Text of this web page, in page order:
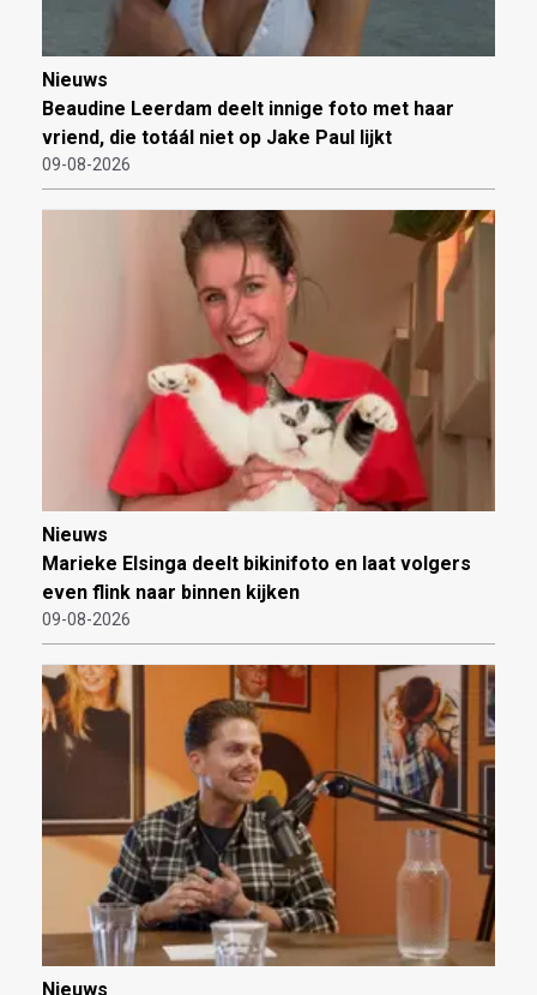
Nieuws
Beaudine Leerdam deelt innige foto met haar
vriend, die totáál niet op Jake Paul lijkt
09-08-2026
Nieuws
Marieke Elsinga deelt bikinifoto en laat volgers
even flink naar binnen kijken
09-08-2026
Nieuws